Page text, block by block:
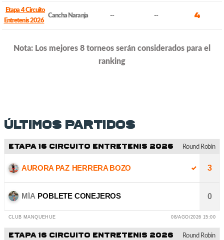
Etapa 4 Circuito
Entretenis 2026
Cancha Naranja -- -- 4
Nota: Los mejores 8 torneos serán considerados para el
ranking
Últimos partidos
ETAPA 16 CIRCUITO ENTRETENIS 2026 Round Robin
AURORA PAZ HERRERA BOZO 3
MÍA POBLETE CONEJEROS 0
CLUB MANQUEHUE 08/AGO/2026 15:00
ETAPA 16 CIRCUITO ENTRETENIS 2026 Round Robin